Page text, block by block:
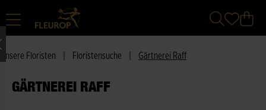
Unsere Floristen Floristensuche Gärtnerei Raff
GÄRTNEREI RAFF